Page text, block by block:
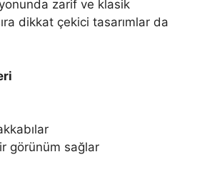
zarif ve klasik
dikkat çekici tasarımlar da
görünüm sağlar